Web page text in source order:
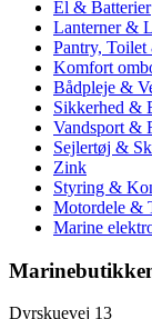
El & Batterier
Lanterner &
Pantry,
Komfort
Bådpleje &
Sikkerhed &
Vandsport &
Sejlertøj &
Zink
Styring &
Motordele &
Marine
Dyrskuevej 13